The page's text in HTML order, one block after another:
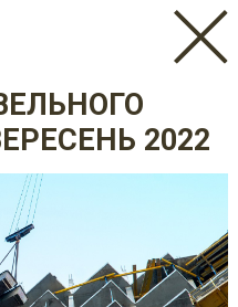
2022